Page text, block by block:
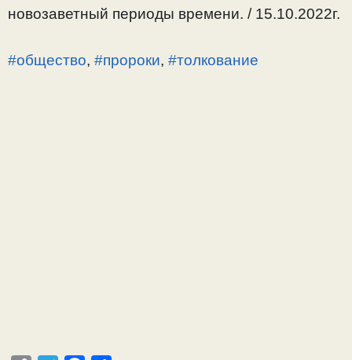
новозаветный периоды времени. / 15.10.2022г.
#общество, #пророки, #толкование